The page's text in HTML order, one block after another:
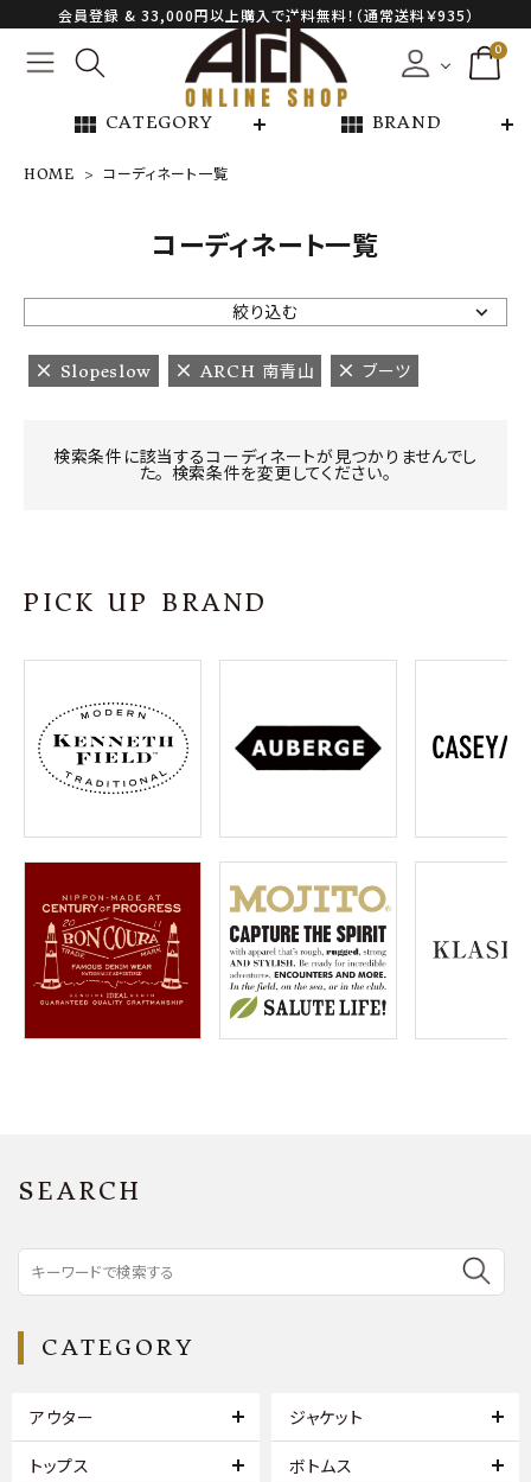
会員登録 & 33,000円以上購入で送料無料！（通常送料￥935）
0
view_module CATEGORY view_module BRAND
NEW ARRIVAL
ARCH EXCLUSIVE
BRAND
INFORMATION
ご利用ガイド
プライバシーポリシー
特定商取引法について
お問い合わせ
OFFICIAL WEB SITE
ACCOUNT MENU
ようこそ ゲスト 様
meeting_room ログイン 会員登録
HOME コーディネート一覧
コーディネート一覧
絞り込む
Slopeslow ARCH 南青山 ブーツ
検索条件に該当するコーディネートが見つかりませんでし
た。 検索条件を変更してください。
PICK UP BRAND
SEARCH
CATEGORY
アウター ジャケット
トップス ボトムス